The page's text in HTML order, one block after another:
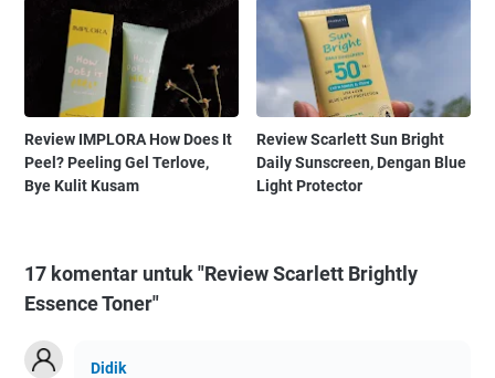
Review IMPLORA How Does It
Peel? Peeling Gel Terlove,
Bye Kulit Kusam
Review Scarlett Sun Bright
Daily Sunscreen, Dengan Blue
Light Protector
17 komentar untuk "Review Scarlett Brightly
Essence Toner"
Didik